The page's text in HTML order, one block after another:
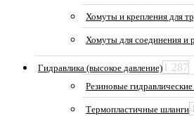
Хомуты и крепления для
Хомуты для соединения и
Гидравлика (высокое давление) 1 287
Резиновые
Термопластичные шланги